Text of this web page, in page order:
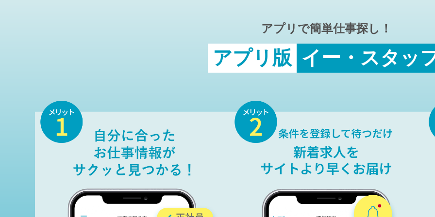
アプリで簡単仕事探し！
アプリ版 イー・スタッ